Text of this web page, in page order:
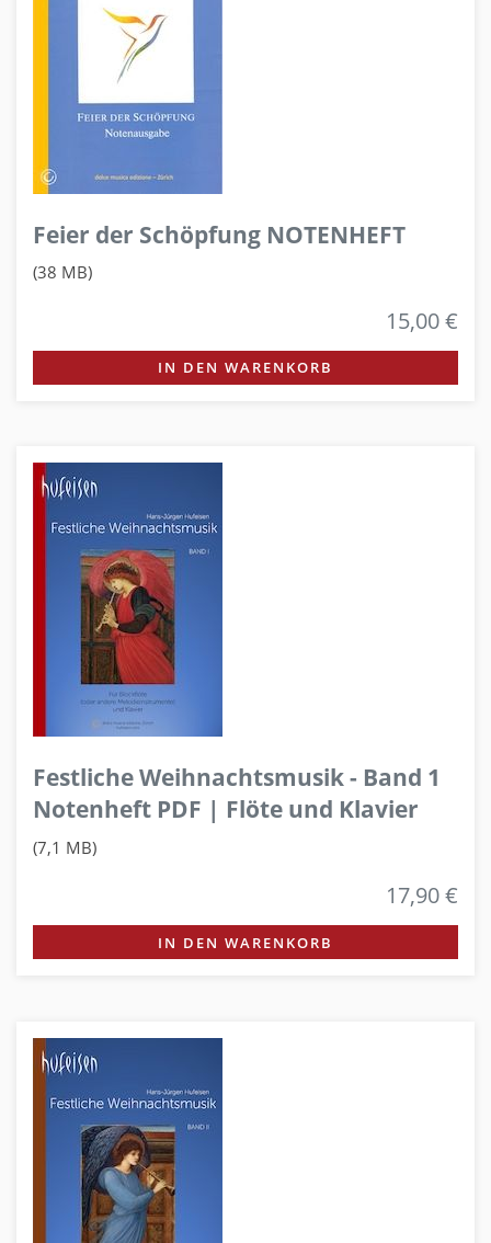
Feier der Schöpfung NOTENHEFT
(38 MB)
15,00 €
IN DEN WARENKORB
Festliche Weihnachtsmusik - Band 1
Notenheft PDF | Flöte und Klavier
(7,1 MB)
17,90 €
IN DEN WARENKORB